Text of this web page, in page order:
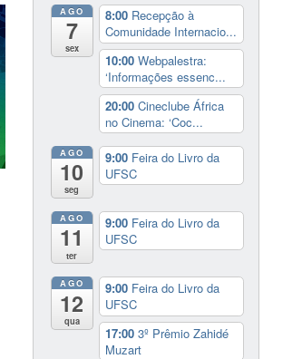
AGO
7
sex
8:00 Recepção à
Comunidade Internacio...
10:00 Webpalestra:
‘Informações essenc...
20:00 Cineclube África
no Cinema: ‘Coc...
AGO
10
seg
9:00 Feira do Livro da
UFSC
AGO
11
ter
9:00 Feira do Livro da
UFSC
AGO
12
qua
9:00 Feira do Livro da
UFSC
17:00 3º Prêmio Zahidé
Muzart